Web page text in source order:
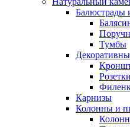
Балюстрады
Тумбы
Карнизы
Колонны и